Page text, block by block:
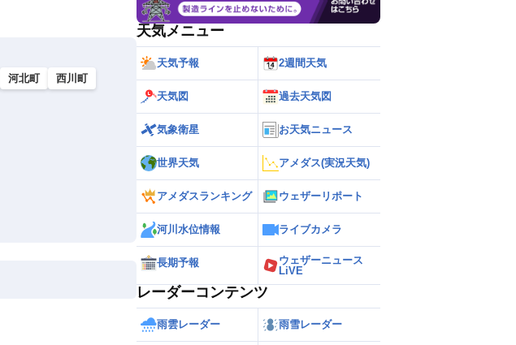
河北町
西川町
天気メニュー
天気予報 2週間天気
天気図 過去天気図
気象衛星 お天気ニュース
世界天気 アメダス(実況天気)
アメダスランキング ウェザーリポート
河川水位情報 ライブカメラ
長期予報
ウェザーニュース
LiVE
レーダーコンテンツ
雨雲レーダー 雨雪レーダー